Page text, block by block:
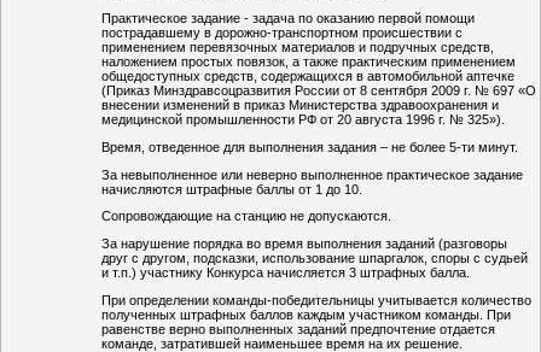
Практическое задание - задача по оказанию первой помощи
пострадавшему в дорожно-транспортном происшествии с
применением перевязочных материалов и подручных средств,
наложением простых повязок, а также практическим применением
общедоступных средств, содержащихся в автомобильной аптечке
(Приказ Минздравсоцразвития России от 8 сентября 2009 г. № 697 «О
внесении изменений в приказ Министерства здравоохранения и
медицинской промышленности РФ от 20 августа 1996 г. № 325»).
Время, отведенное для выполнения задания – не более 5-ти минут.
За невыполненное или неверно выполненное практическое задание
начисляются штрафные баллы от 1 до 10.
Сопровождающие на станцию не допускаются.
За нарушение порядка во время выполнения заданий (разговоры
друг с другом, подсказки, использование шпаргалок, споры с судьей
и т.п.) участнику Конкурса начисляется 3 штрафных балла.
При определении команды-победительницы учитывается количество
полученных штрафных баллов каждым участником команды. При
равенстве верно выполненных заданий предпочтение отдается
команде, затратившей наименьшее время на их решение.